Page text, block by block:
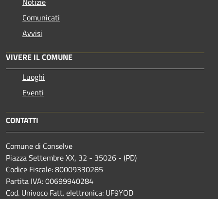
Comunicati
Avvisi
VIVERE IL COMUNE
Luoghi
Eventi
CONTATTI
Comune di Conselve
Piazza Settembre XX, 32 - 35026 - (PD)
Codice Fiscale: 80009330285
Partita IVA: 00699940284
Cod. Univoco Fatt. elettronica: UF9YOD